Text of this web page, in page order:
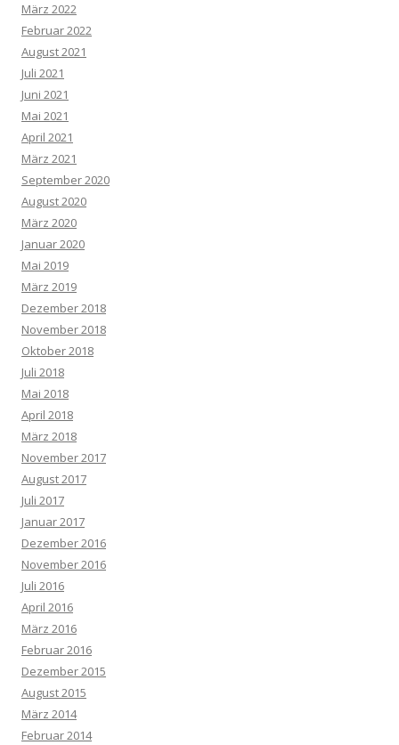
März 2022
Februar 2022
August 2021
Juli 2021
Juni 2021
Mai 2021
April 2021
März 2021
September 2020
August 2020
März 2020
Januar 2020
Mai 2019
März 2019
Dezember 2018
November 2018
Oktober 2018
Juli 2018
Mai 2018
April 2018
März 2018
November 2017
August 2017
Juli 2017
Januar 2017
Dezember 2016
November 2016
Juli 2016
April 2016
März 2016
Februar 2016
Dezember 2015
August 2015
März 2014
Februar 2014